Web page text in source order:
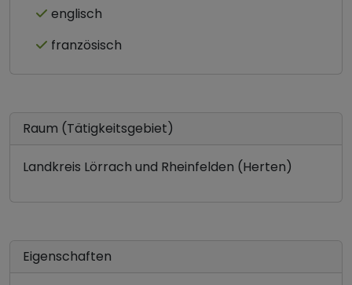
englisch
französisch
Raum (Tätigkeitsgebiet)
Landkreis Lörrach und Rheinfelden (Herten)
Eigenschaften